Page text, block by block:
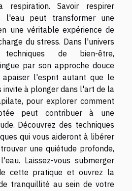
respiration. Savoir respirer
l'eau peut transformer une
une véritable expérience de
du stress. Dans l'univers
de bien-être,
par son approche douce
l'esprit autant que le
invite à plonger dans l'art de la
pour explorer comment
peut contribuer à une
Découvrez des techniques
qui vous aideront à libérer
une quiétude profonde,
Laissez-vous submerger
cette pratique et ouvrez la
tranquillité au sein de votre